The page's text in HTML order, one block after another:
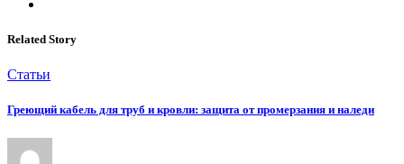
Related Story
Статьи
Греющий кабель для труб и кровли: защита от промерзания и наледи